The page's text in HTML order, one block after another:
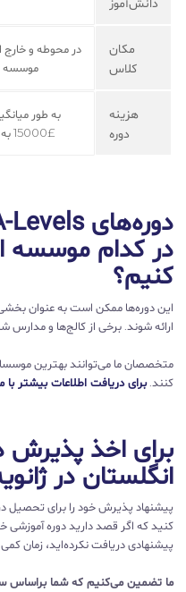
مکان
کلاس
در محوطه و خارج
موسسه
هزینه
دوره
به طور
£15000 به بالا
در کدام موسسه
کنیم؟
این دوره‌ها ممکن است به عنوان
ارائه شوند. برخی از کالج‌ها و مدارس
متخصصان ما می‌توانند بهترین
کنند.برای دریافت اطلاعات بیشتر
برای اخذ پذیرش
انگلستان در ژانویه 2027 اقدام
پیشنهاد پذیرش خود را برای تحصیل
پیشنهادی دریافت نکرده‌اید، زمان
ما تضمین می‌کنیم که شما براساس